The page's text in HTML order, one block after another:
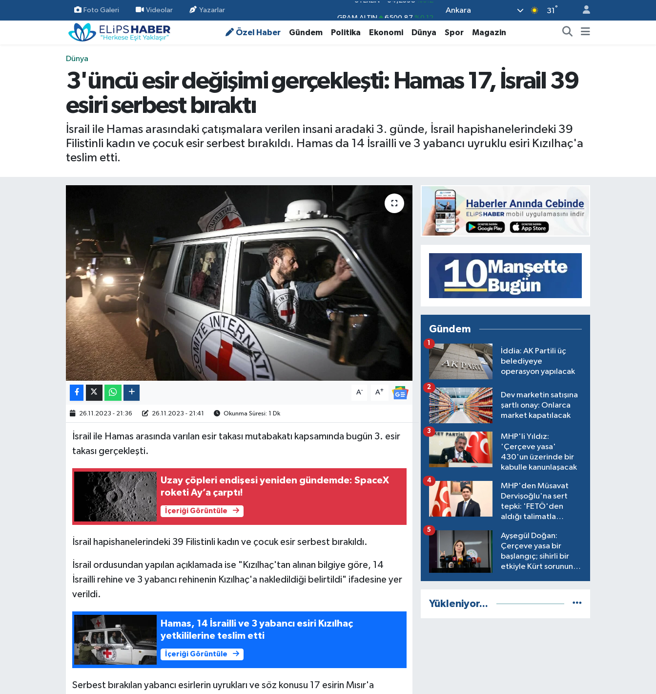
Foto Galeri Videolar Yazarlar
BİST100 13.799 %70
EURO 55,0250 %0.02
Ankara 31 °
Özel Haber Gündem Politika Ekonomi Dünya Spor Magazin
Dünya
3'üncü esir değişimi gerçekleşti: Hamas 17, İsrail 39
esiri serbest bıraktı
İsrail ile Hamas arasındaki çatışmalara verilen insani aradaki 3. günde, İsrail hapishanelerindeki 39
Filistinli kadın ve çocuk esir serbest bırakıldı. Hamas da 14 İsrailli ve 3 yabancı uyruklu esiri Kızılhaç'a
teslim etti.
A- A+
26.11.2023 - 21:36 26.11.2023 - 21:41 Okunma Süresi: 1 Dk
İsrail ile Hamas arasında varılan esir takası mutabakatı kapsamında bugün 3. esir
takası gerçekleşti.
Uzay çöpleri endişesi yeniden gündemde: SpaceX
roketi Ay’a çarptı!
İçeriği Görüntüle
İsrail hapishanelerindeki 39 Filistinli kadın ve çocuk esir serbest bırakıldı.
İsrail ordusundan yapılan açıklamada ise "Kızılhaç'tan alınan bilgiye göre, 14
İsrailli rehine ve 3 yabancı rehinenin Kızılhaç'a nakledildiği belirtildi" ifadesine yer
verildi.
Hamas, 14 İsrailli ve 3 yabancı esiri Kızılhaç
yetkililerine teslim etti
İçeriği Görüntüle
Serbest bırakılan yabancı esirlerin uyrukları ve söz konusu 17 esirin Mısır'a
Gündem
İddia: AK Partili üç
belediyeye
operasyon yapılacak
1
Dev marketin satışına
şartlı onay: Onlarca
market kapatılacak
2
MHP'li Yıldız:
'Çerçeve yasa'
430'un üzerinde bir
kabulle kanunlaşacak
3
MHP'den Müsavat
Dervişoğlu'na sert
tepki: 'FETÖ'den
aldığı talimatla
4
Ayşegül Doğan:
Çerçeve yasa bir
başlangıç; sihirli bir
etkiyle Kürt sorununu
5
Yükleniyor...
Özel Haber
Bilim - Teknoloji
Kültür - Sanat
Çalışma Hayatı
2024 Seçim Sonuçları
Nöbetçi Eczaneler
Hava Durumu
Trafik Durumu
Süper Lig Puan Durumu ve Fikstür
Son Dakika Haberleri